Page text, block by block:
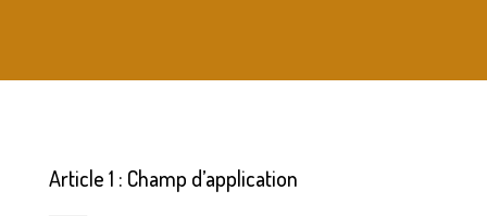
Article 1 : Champ d’application